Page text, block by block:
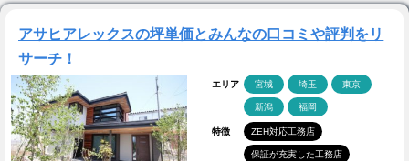
アサヒアレックスの坪単価とみんなの口コミや評判をリ
サーチ！
エリア 宮城 埼玉 東京
新潟 福岡
特徴 ZEH対応工務店
保証が充実した工務店